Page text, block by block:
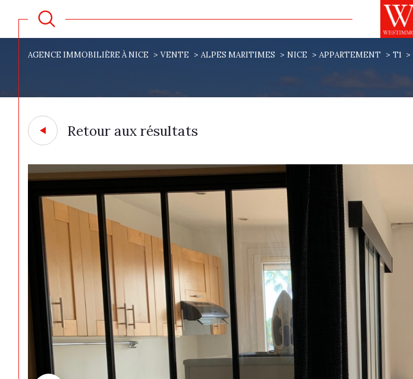
AGENCE IMMOBILIÈRE À NICE VENTE ALPES MARITIMES NICE APPARTEMENT T1
Retour aux résultats